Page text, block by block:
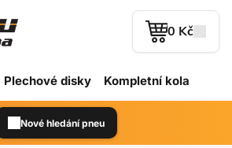
0 Kč
Plechové disky Kompletní kola
Nové hledání pneu